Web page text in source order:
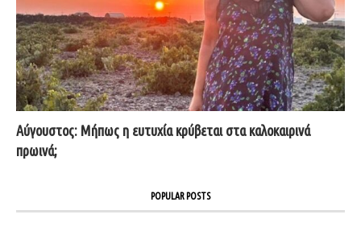
Αύγουστος: Μήπως η ευτυχία κρύβεται στα καλοκαιρινά
πρωινά;
POPULAR POSTS